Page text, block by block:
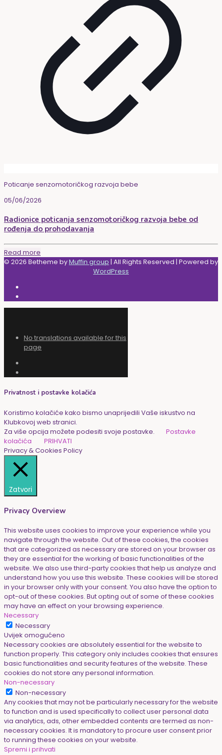
Poticanje senzomotoričkog razvoja bebe
05/06/2026
Radionice poticanja senzomotoričkog razvoja bebe od
rođenja do prohodavanja
Read more
© 2026 Betheme byMuffin group | All Rights Reserved | Powered by
WordPress
No translations available for this
page
Privatnost i postavke kolačića
Koristimo kolačiće kako bismo unaprijedili Vaše iskustvo na
Klubkovoj web stranici.
Za više opcija možete podesiti svoje postavke.
Postavke
kolačića
PRIHVATI
Privacy & Cookies Policy
Zatvori
Privacy Overview
This website uses cookies to improve your experience while you
navigate through the website. Out of these cookies, the cookies
that are categorized as necessary are stored on your browser as
they are essential for the working of basic functionalities of the
website. We also use third-party cookies that help us analyze and
understand how you use this website. These cookies will be stored
in your browser only with your consent. You also have the option to
opt-out of these cookies. But opting out of some of these cookies
may have an effect on your browsing experience.
Necessary
Necessary
Uvijek omogućeno
Necessary cookies are absolutely essential for the website to
function properly. This category only includes cookies that ensures
basic functionalities and security features of the website. These
cookies do not store any personal information.
Non-necessary
Non-necessary
Any cookies that may not be particularly necessary for the website
to function and is used specifically to collect user personal data
via analytics, ads, other embedded contents are termed as non-
necessary cookies. It is mandatory to procure user consent prior
to running these cookies on your website.
Spremi i prihvati